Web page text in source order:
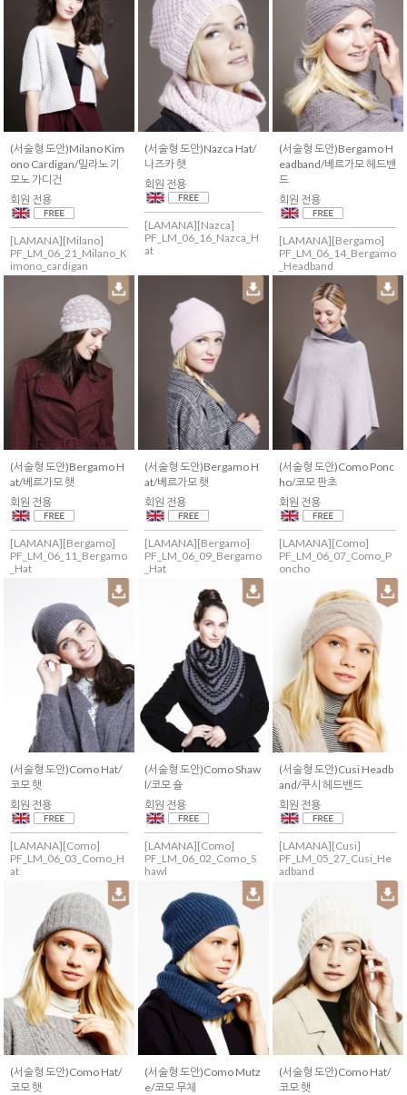
(서술형 도안)Milano Kim
ono Cardigan/밀라노 기
모노 가디건
회원 전용
[LAMANA][Milano]
PF_LM_06_21_Milano_K
imono_cardigan
(서술형 도안)Nazca Hat/
나즈카 햇
회원 전용
[LAMANA][Nazca]
PF_LM_06_16_Nazca_H
at
(서술형 도안)Bergamo H
eadband/베르가모 헤드밴
드
회원 전용
[LAMANA][Bergamo]
PF_LM_06_14_Bergamo
_Headband
(서술형 도안)Bergamo H
at/베르가모 햇
회원 전용
[LAMANA][Bergamo]
PF_LM_06_11_Bergamo
_Hat
(서술형 도안)Bergamo H
at/베르가모 햇
회원 전용
[LAMANA][Bergamo]
PF_LM_06_09_Bergamo
_Hat
(서술형 도안)Como Ponc
ho/코모 판초
회원 전용
[LAMANA][Como]
PF_LM_06_07_Como_P
oncho
(서술형 도안)Como Hat/
코모 햇
회원 전용
[LAMANA][Como]
PF_LM_06_03_Como_H
at
(서술형 도안)Como Shaw
l/코모 숄
회원 전용
[LAMANA][Como]
PF_LM_06_02_Como_S
hawl
(서술형 도안)Cusi Headb
and/쿠시 헤드밴드
회원 전용
[LAMANA][Cusi]
PF_LM_05_27_Cusi_He
adband
(서술형 도안)Como Hat/
코모 햇
(서술형 도안)Como Mutz
e/코모 무체
(서술형 도안)Como Hat/
코모 햇